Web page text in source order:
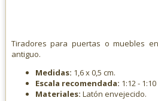
Tiradores para puertas o muebles
antiguo.
Medidas: 1,6 x 0,5 cm.
Escala recomendada: 1:12 - 1:10
Materiales: Latón envejecido.